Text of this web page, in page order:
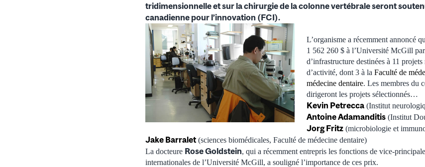
tridimensionnelle et sur la chirurgie de la colonne vertébrale seront
canadienne pour l’innovation (FCI).
L’organisme a récemment annoncé
1 562 260 $ à l’Université McGill
d’infrastructure destinées à 11
d’activité, dont 3 à la Faculté de
médecine dentaire. Les membres du
dirigeront les projets sélectionnés…
Kevin Petrecca (Institut
Antoine Adamanditis (Institut
Jorg Fritz (microbiologie et
Jake Barralet (sciences biomédicales, Faculté de médecine dentaire)
La docteure Rose Goldstein, qui a récemment entrepris les fonctions de vice-
internationales de l’Université McGill, a souligné l’importance de ces prix.